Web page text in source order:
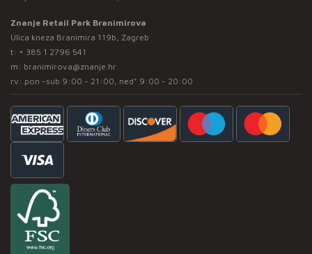
Znanje Retail Park Branimirova
Ulica kneza Branimira 119b, Zagreb
t: + 385 1 2796 541
m: branimirova@znanje.hr
rv: pon -sub 9:00 - 21:00, ned* 9:00 - 20:00